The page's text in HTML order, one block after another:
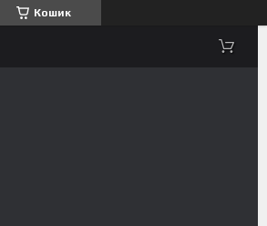
Кошик